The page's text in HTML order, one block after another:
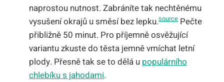
naprostou nutnost. Zabráníte tak nechtěnému
vysušení okrajů u směsí bez lepku.source Pečte
přibližně 50 minut. Pro příjemně osvěžující
variantu zkuste do těsta jemně vmíchat letní
plody. Přesně tak se to dělá u populárního
chlebíku s jahodami.